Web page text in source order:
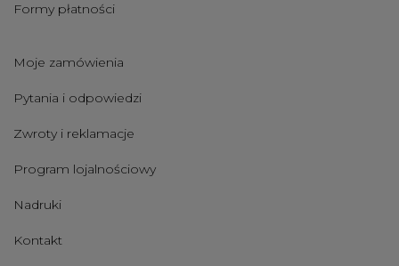
Formy płatności
Moje zamówienia
Pytania i odpowiedzi
Zwroty i reklamacje
Program lojalnościowy
Nadruki
Kontakt